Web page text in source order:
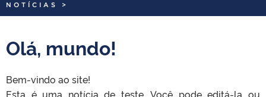
INTERNACIONAL
PORTARIAS
TELEFONES
NOTÍCIAS >
Olá, mundo!
Bem-vindo ao site!
Esta é uma notícia de teste. Você pode editá-la ou